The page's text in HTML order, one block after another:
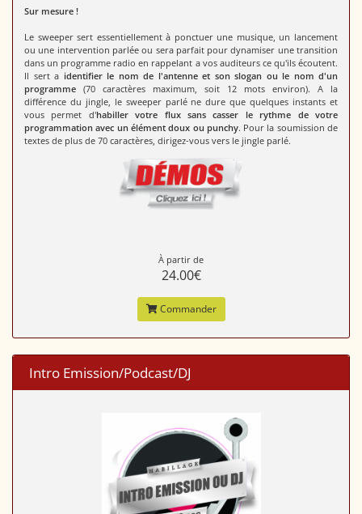
Sur mesure !
Le sweeper sert essentiellement à ponctuer une musique, un lancement
ou une intervention parlée ou sera parfait pour dynamiser une transition
dans un programme radio en rappelant a vos auditeurs ce qu'ils écoutent.
Il sert a identifier le nom de l'antenne et son slogan ou le nom d'un
programme (70 caractères maximum, soit 12 mots environ). A la
différence du jingle, le sweeper parlé ne dure que quelques instants et
vous permet d'habiller votre flux sans casser le rythme de votre
programmation avec un élément doux ou punchy. Pour la soumission de
textes de plus de 70 caractères, dirigez-vous vers le jingle parlé.
À partir de
24.00€
Commander
Intro Emission/Podcast/DJ